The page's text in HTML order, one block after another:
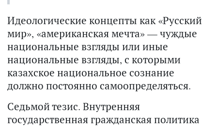
Идеологические концепты как «Русский
мир», «американская мечта» — чуждые
национальные взгляды или иные
национальные взгляды, с которыми
казахское национальное сознание
должно постоянно самоопределяться.
Седьмой тезис. Внутренняя
государственная гражданская политика